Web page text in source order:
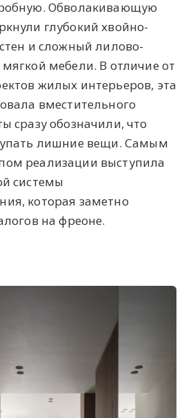
Обволакивающую
глубокий хвойно-
и сложный лилово-
мебели. В отличие от
жилых интерьеров, эта
вместительного
сразу обозначили, что
лишние вещи. Самым
реализации выступила
системы
которая заметно
на фреоне.